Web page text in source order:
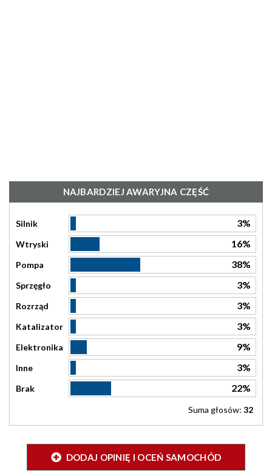
NAJBARDZIEJ AWARYJNA CZĘŚĆ
Silnik 3%
Wtryski 16%
Pompa 38%
Sprzęgło 3%
Rozrząd 3%
Katalizator 3%
Elektronika 9%
Inne 3%
Brak 22%
Suma głosów: 32
DODAJ OPINIĘ I OCEŃ SAMOCHÓD